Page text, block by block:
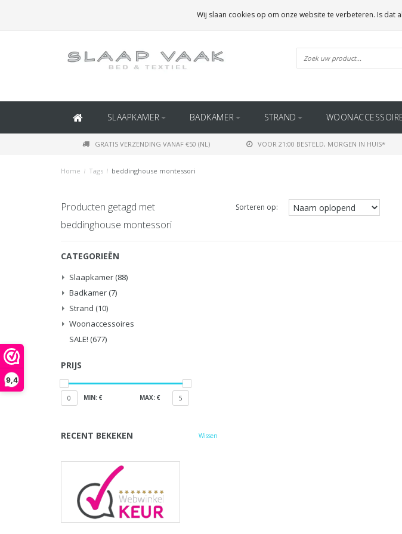
9,4
(BINNEN BELGIË)
SLAAPKAMER BADKAMER STRAND
GRATIS VERZENDING VANAF €50 (NL) VOOR 21:00 BESTELD, MORGEN IN HUIS*
Home / Tags / beddinghouse montessori
Producten getagd met
beddinghouse montessori
Sorteren op:
CATEGORIEËN
Slaapkamer (88)
Badkamer (7)
Strand (10)
Woonaccessoires
SALE! (677)
PRIJS
0 MIN: € MAX: € 5
RECENT BEKEKEN Wissen
Wij slaan cookies op om onze website te verbeteren. Is dat